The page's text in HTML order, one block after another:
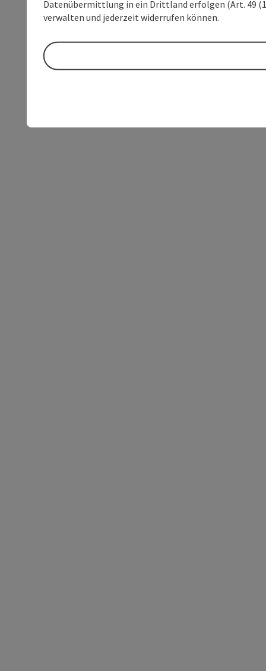
Datenübermittlung in ein Drittland erfolgen (Art. 49
verwalten und jederzeit widerrufen können.